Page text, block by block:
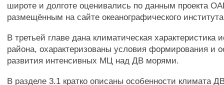
широте и долготе оценивались по данным проекта
размещённым на сайте океанографического
В третьей главе дана климатическая характеристика
района, охарактеризованы условия формирования и
развития интенсивных МЦ над ДВ морями.
В разделе 3.1 кратко описаны особенности климата